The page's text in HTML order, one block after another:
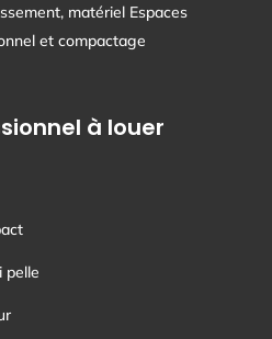
matériel Espaces
et compactage
à louer
pelle